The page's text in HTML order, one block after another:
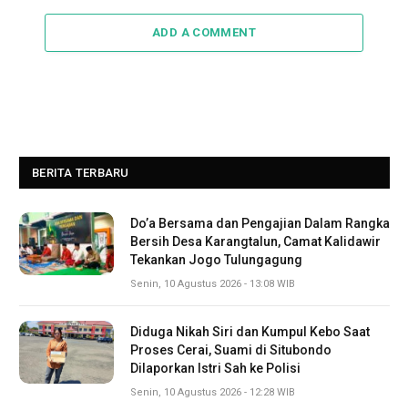
ADD A COMMENT
BERITA TERBARU
Do’a Bersama dan Pengajian Dalam Rangka
Bersih Desa Karangtalun, Camat Kalidawir
Tekankan Jogo Tulungagung
Senin, 10 Agustus 2026 - 13:08 WIB
Diduga Nikah Siri dan Kumpul Kebo Saat
Proses Cerai, Suami di Situbondo
Dilaporkan Istri Sah ke Polisi
Senin, 10 Agustus 2026 - 12:28 WIB